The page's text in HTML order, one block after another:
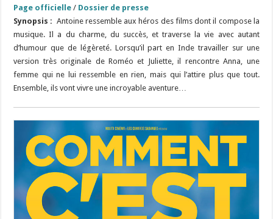
Page officielle / Dossier de presse
Synopsis : Antoine ressemble aux héros des films dont il compose la
musique. Il a du charme, du succès, et traverse la vie avec autant
d’humour que de légèreté. Lorsqu’il part en Inde travailler sur une
version très originale de Roméo et Juliette, il rencontre Anna, une
femme qui ne lui ressemble en rien, mais qui l’attire plus que tout.
Ensemble, ils vont vivre une incroyable aventure…